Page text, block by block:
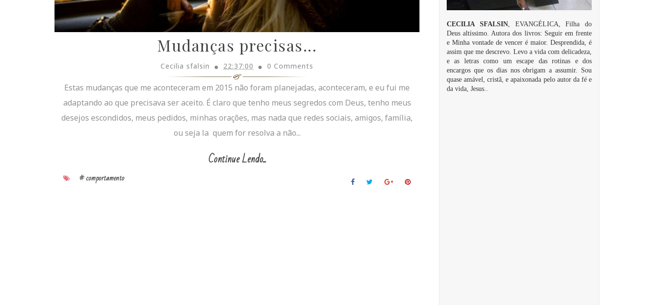
Mudanças precisas...
Cecilia sfalsin 22:37:00 0 Comments
Estas mudanças que me aconteceram em 2015 não foram planejadas, aconteceram, e eu fui me
adaptando ao que precisava ser aceito. É claro que tenho meus segredos com Deus, tenho meus
desejos escondidos, meus pedidos, minhas orações, mas nada que redes sociais, amigos, família,
ou seja la quem for resolva a não...
Continue Lendo...
# comportamento
CECILIA SFALSIN, EVANGÉLICA, Filha do
Deus altíssimo. Autora dos livros: Seguir em frente
e Minha vontade de vencer é maior. Desprendida, é
assim que me descrevo. Levo a vida com delicadeza,
e as letras como um escape das rotinas e dos
encargos que os dias nos obrigam a assumir. Sou
quase amável, cristã, e apaixonada pelo autor da fé e
da vida, Jesus..